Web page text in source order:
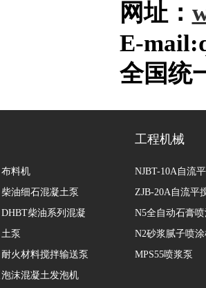
网址：
E-
全国统
布料机
柴油细石混凝土泵
DHBT柴油系列混凝
土泵
耐火材料搅拌输送泵
泡沫混凝土发泡机
工程机械
NJBT-10A自流
ZJB-20A自流平
N5全自动石膏
N2砂浆腻子喷
MPS55喷浆泵